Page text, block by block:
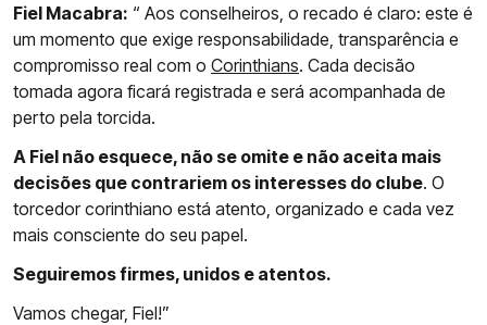
Fiel Macabra: “ Aos conselheiros, o recado é claro: este é
um momento que exige responsabilidade, transparência e
compromisso real com o Corinthians. Cada decisão
tomada agora ficará registrada e será acompanhada de
perto pela torcida.
A Fiel não esquece, não se omite e não aceita mais
decisões que contrariem os interesses do clube. O
torcedor corinthiano está atento, organizado e cada vez
mais consciente do seu papel.
Seguiremos firmes, unidos e atentos.
Vamos chegar, Fiel!”